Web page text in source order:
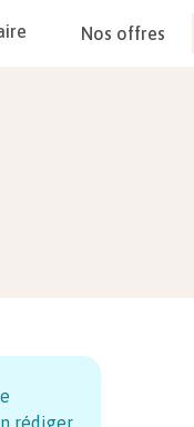
Nos offres
rédiger